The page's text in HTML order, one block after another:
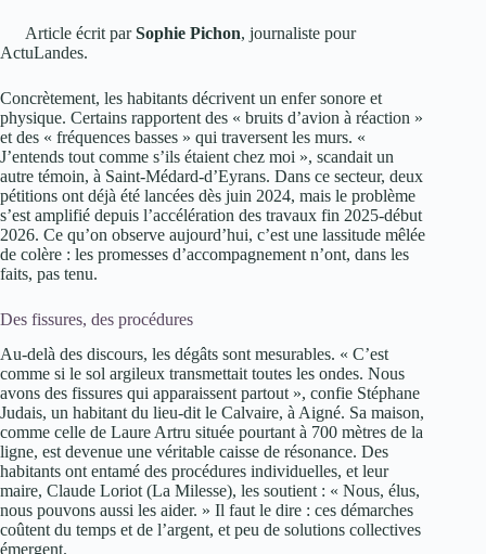
Article écrit parSophie Pichon, journaliste pour
ActuLandes.
Concrètement, les habitants décrivent un enfer sonore et
physique. Certains rapportent des « bruits d’avion à réaction »
et des « fréquences basses » qui traversent les murs. «
J’entends tout comme s’ils étaient chez moi », scandait un
autre témoin, à Saint-Médard-d’Eyrans. Dans ce secteur, deux
pétitions ont déjà été lancées dès juin 2024, mais le problème
s’est amplifié depuis l’accélération des travaux fin 2025-début
2026. Ce qu’on observe aujourd’hui, c’est une lassitude mêlée
de colère : les promesses d’accompagnement n’ont, dans les
faits, pas tenu.
Des fissures, des procédures
Au-delà des discours, les dégâts sont mesurables. « C’est
comme si le sol argileux transmettait toutes les ondes. Nous
avons des fissures qui apparaissent partout », confie Stéphane
Judais, un habitant du lieu-dit le Calvaire, à Aigné. Sa maison,
comme celle de Laure Artru située pourtant à 700 mètres de la
ligne, est devenue une véritable caisse de résonance. Des
habitants ont entamé des procédures individuelles, et leur
maire, Claude Loriot (La Milesse), les soutient : « Nous, élus,
nous pouvons aussi les aider. » Il faut le dire : ces démarches
coûtent du temps et de l’argent, et peu de solutions collectives
émergent.